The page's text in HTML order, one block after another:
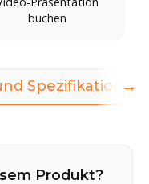
buchen
Spezifikationen
Produkt?
→